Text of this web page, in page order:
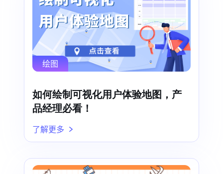
绘图
如何绘制可视化用户体验地图，产
品经理必看！
了解更多